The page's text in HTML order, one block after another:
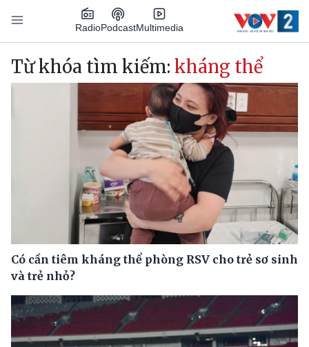
Nhảy đến nội dung
RadioPodcastMultimedia
Main navigation
Từ khóa tìm kiếm: kháng thể
Có cần tiêm kháng thể phòng RSV cho trẻ sơ sinh
và trẻ nhỏ?